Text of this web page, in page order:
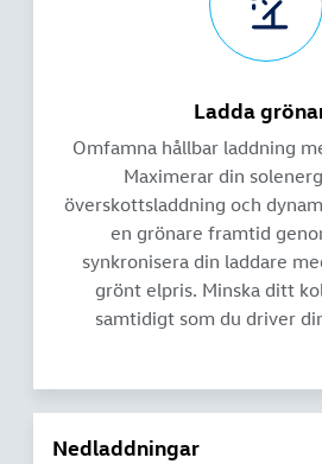
Ladda
Omfamna hållbar laddning
Maximerar din
överskottsladdning och
en grönare framtid
synkronisera din laddare
grönt elpris. Minska ditt
samtidigt som du driver
Nedladdningar